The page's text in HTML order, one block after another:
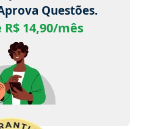
Questões.
14,90/mês